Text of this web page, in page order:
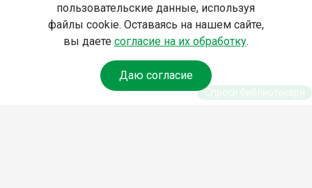
пользовательские данные, используя
файлы cookie. Оставаясь на нашем сайте,
вы даете согласие на их обработку.
Даю согласие
Спроси библиотекаря